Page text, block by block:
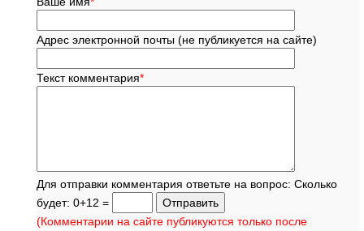
Адрес электронной почты (не публикуется на сайте)
Текст комментария*
Для отправки комментария ответьте на вопрос: Сколько
будет: 0+12 =
(Комментарии на сайте публикуются только после